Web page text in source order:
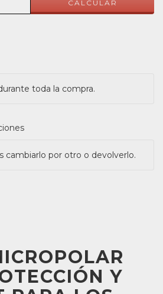
CALCULAR
toda la compra.
cambiarlo por otro o devolverlo.
Y